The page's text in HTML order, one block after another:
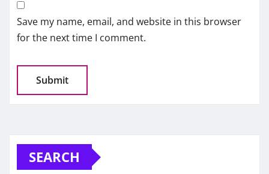
Save my name, email, and website in this browser
for the next time I comment.
SEARCH